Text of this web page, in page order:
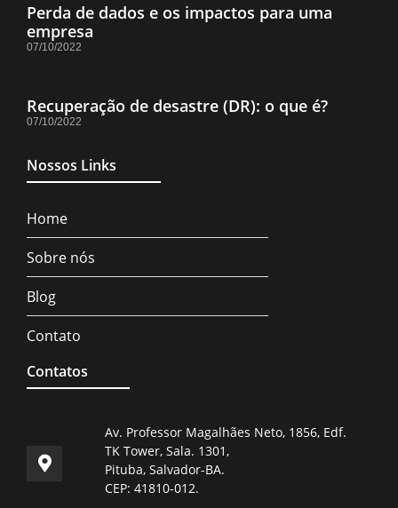
Perda de dados e os impactos para uma
empresa
07/10/2022
Recuperação de desastre (DR): o que é?
07/10/2022
Nossos Links
Home
Sobre nós
Blog
Contato
Contatos
Av. Professor Magalhães Neto, 1856, Edf.
TK Tower, Sala. 1301,
Pituba, Salvador-BA.
CEP: 41810-012.